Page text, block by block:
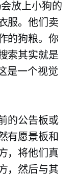
放上小狗的
服。他们卖
的狗粮。你
索其实就是
是一个视觉
的公告板或
有愿景板和
，将他们真
，然后与其